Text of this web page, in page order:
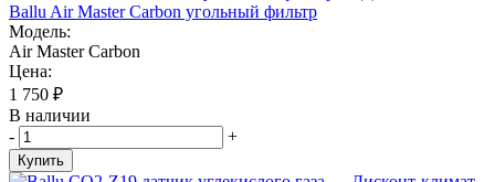
Ballu Air Master Carbon угольный фильтр
Модель:
Air Master Carbon
Цена:
1 750 ₽
В наличии
-
+
Купить